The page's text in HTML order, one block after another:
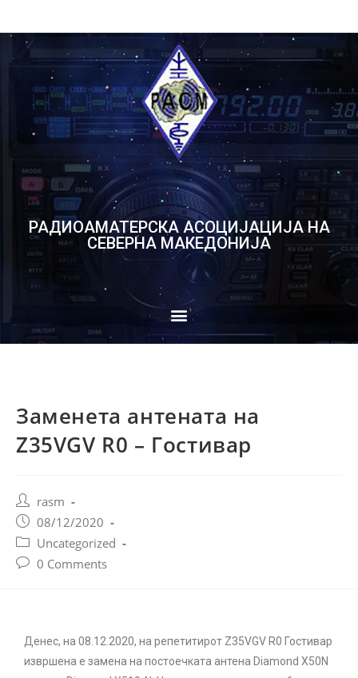
РАДИОАМАТЕРСКА АСОЦИЈАЦИЈА НА
СЕВЕРНА МАКЕДОНИЈА
Заменета антената на
Z35VGV R0 – Гостивар
rasm
08/12/2020
Uncategorized
0 Comments
Денес, на 08.12.2020, на репетитирот Z35VGV R0 Гостивар
извршена е замена на постоечката антена Diamond X50N